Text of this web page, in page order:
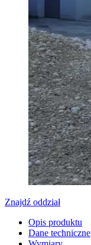
Znajdź oddział
Opis produktu
Dane techniczne